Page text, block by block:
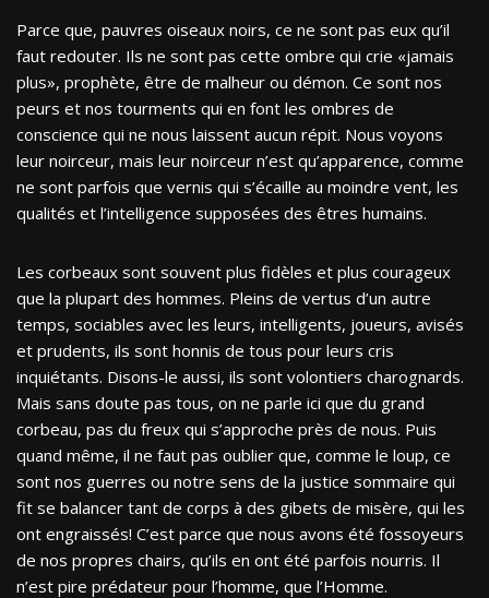
Parce que, pauvres oiseaux noirs, ce ne sont pas eux qu’il
faut redouter. Ils ne sont pas cette ombre qui crie «jamais
plus», prophète, être de malheur ou démon. Ce sont nos
peurs et nos tourments qui en font les ombres de
conscience qui ne nous laissent aucun répit. Nous voyons
leur noirceur, mais leur noirceur n’est qu’apparence, comme
ne sont parfois que vernis qui s’écaille au moindre vent, les
qualités et l’intelligence supposées des êtres humains.
Les corbeaux sont souvent plus fidèles et plus courageux
que la plupart des hommes. Pleins de vertus d’un autre
temps, sociables avec les leurs, intelligents, joueurs, avisés
et prudents, ils sont honnis de tous pour leurs cris
inquiétants. Disons-le aussi, ils sont volontiers charognards.
Mais sans doute pas tous, on ne parle ici que du grand
corbeau, pas du freux qui s’approche près de nous. Puis
quand même, il ne faut pas oublier que, comme le loup, ce
sont nos guerres ou notre sens de la justice sommaire qui
fit se balancer tant de corps à des gibets de misère, qui les
ont engraissés! C’est parce que nous avons été fossoyeurs
de nos propres chairs, qu’ils en ont été parfois nourris. Il
n’est pire prédateur pour l’homme, que l’Homme.